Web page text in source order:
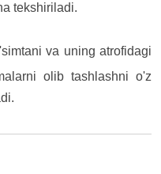
tekshiriladi.
va uning atrofidagi
olib tashlashni o'z